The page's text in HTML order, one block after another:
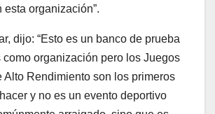
organización”.
dijo: “Esto es un banco de prueba
como organización pero los Juegos
Alto Rendimiento son los primeros
y no es un evento deportivo